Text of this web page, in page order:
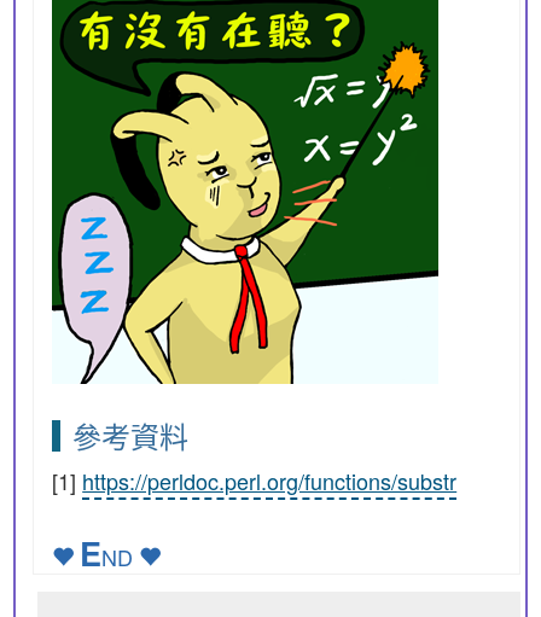
參考資料
[1] https://perldoc.perl.org/functions/substr
END